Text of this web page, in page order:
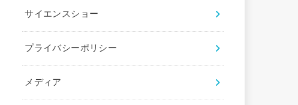
サイエンスショー
プライバシーポリシー
メディア